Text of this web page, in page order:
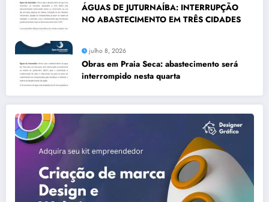
ÁGUAS DE JUTURNAÍBA: INTERRUPÇÃO
NO ABASTECIMENTO EM TRÊS CIDADES
julho 8, 2026
Obras em Praia Seca: abastecimento será
interrompido nesta quarta